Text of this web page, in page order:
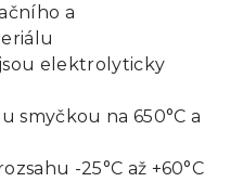
a
elektrolyticky
smyčkou na 650°C a
-25°C až +60°C